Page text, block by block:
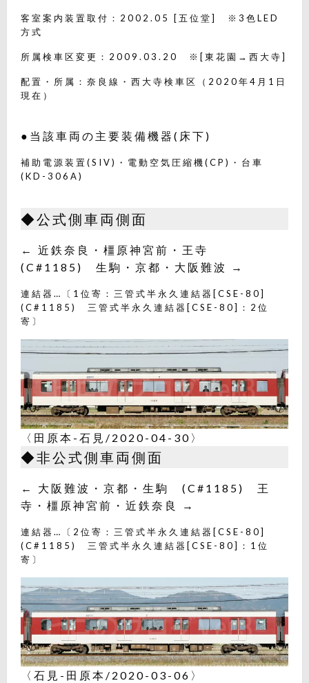
客室案内装置取付：2002.05 [五位堂] ※3色LED
方式
所属検車区変更：2009.03.20 ※[東花園→西大寺]
配置・所属：奈良線・西大寺検車区（2020年4月1日
現在）
●当該車両の主要装備機器(床下)
補助電源装置(SIV)・電動空気圧縮機(CP)・台車
(KD-306A)
◆公式側車両側面
← 近鉄奈良・橿原神宮前・王寺
(C#1185) 生駒・京都・大阪難波 →
連結器…〔1位寄：三管式半永久連結器[CSE-80]
(C#1185) 三管式半永久連結器[CSE-80]：2位
寄〕
〈田原本-石見/2020-04-30〉
◆非公式側車両側面
← 大阪難波・京都・生駒 (C#1185) 王
寺・橿原神宮前・近鉄奈良 →
連結器…〔2位寄：三管式半永久連結器[CSE-80]
(C#1185) 三管式半永久連結器[CSE-80]：1位
寄〕
〈石見-田原本/2020-03-06〉